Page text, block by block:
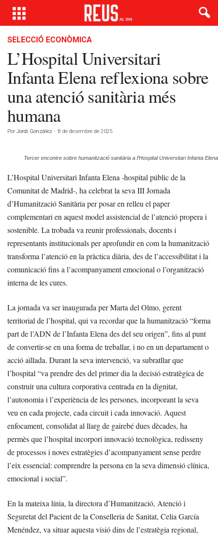
SELECCIÓ ECONÒMICA
L’Hospital Universitari
Infanta Elena reflexiona sobre
una atenció sanitària més
humana
Por Jordi González - 8 de desembre de 2025
Tercer encontre sobre humanització sanitària a l’Hospital Universitari Infanta Elena
L’Hospital Universitari Infanta Elena -hospital públic de la
Comunitat de Madrid-, ha celebrat la seva III Jornada
d’Humanització Sanitària per posar en relleu el paper
complementari en aquest model assistencial de l’atenció propera i
sostenible. La trobada va reunir professionals, docents i
representants institucionals per aprofundir en com la humanització
transforma l’atenció en la pràctica diària, des de l’accessibilitat i la
comunicació fins a l’acompanyament emocional o l’organització
interna de les cures.
La jornada va ser inaugurada per Marta del Olmo, gerent
territorial de l’hospital, qui va recordar que la humanització “forma
part de l’ADN de l’Infanta Elena des del seu origen”, fins al punt
de convertir-se en una forma de treballar, i no en un departament o
acció aïllada. Durant la seva intervenció, va subratllar que
l’hospital “va prendre des del primer dia la decisió estratègica de
construir una cultura corporativa centrada en la dignitat,
l’autonomia i l’experiència de les persones, incorporant la seva
veu en cada projecte, cada circuit i cada innovació. Aquest
enfocament, consolidat al llarg de gairebé dues dècades, ha
permès que l’hospital incorpori innovació tecnològica, redisseny
de processos i noves estratègies d’acompanyament sense perdre
l’eix essencial: comprendre la persona en la seva dimensió clínica,
emocional i social”.
En la mateixa línia, la directora d’Humanització, Atenció i
Seguretat del Pacient de la Conselleria de Sanitat, Celia García
Menéndez, va situar aquesta visió dins de l’estratègia regional,